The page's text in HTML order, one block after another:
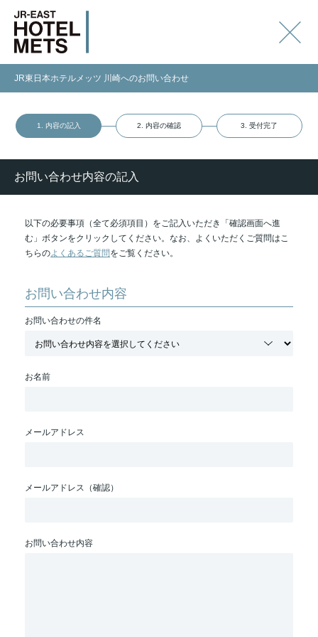
JR東日本ホテルメッツ 川崎へのお問い合わせ
1. 内容の記入 2. 内容の確認 3. 受付完了
お問い合わせ内容の記入
以下の必要事項（全て必須項目）をご記入いただき「確認画面へ進
む」ボタンをクリックしてください。なお、よくいただくご質問はこ
ちらのよくあるご質問をご覧ください。
お問い合わせ内容
お問い合わせの件名
お名前
メールアドレス
メールアドレス（確認）
お問い合わせ内容